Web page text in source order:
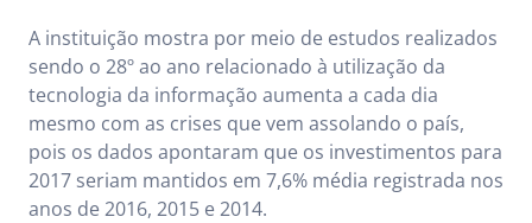
A instituição mostra por meio de estudos realizados
sendo o 28º ao ano relacionado à utilização da
tecnologia da informação aumenta a cada dia
mesmo com as crises que vem assolando o país,
pois os dados apontaram que os investimentos para
2017 seriam mantidos em 7,6% média registrada nos
anos de 2016, 2015 e 2014.